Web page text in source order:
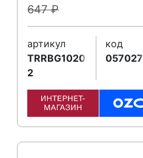
647₽
артикул
TRRBG10200665-
2
код
057027